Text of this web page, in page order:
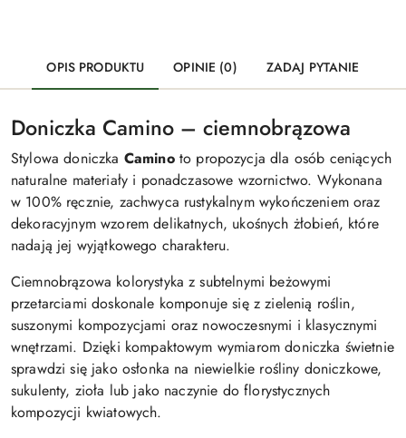
OPIS PRODUKTU OPINIE (0) ZADAJ PYTANIE
Doniczka Camino – ciemnobrązowa
Stylowa doniczka Caminoto propozycja dla osób ceniących
naturalne materiały i ponadczasowe wzornictwo. Wykonana
w 100% ręcznie, zachwyca rustykalnym wykończeniem oraz
dekoracyjnym wzorem delikatnych, ukośnych żłobień, które
nadają jej wyjątkowego charakteru.
Ciemnobrązowa kolorystyka z subtelnymi beżowymi
przetarciami doskonale komponuje się z zielenią roślin,
suszonymi kompozycjami oraz nowoczesnymi i klasycznymi
wnętrzami. Dzięki kompaktowym wymiarom doniczka świetnie
sprawdzi się jako osłonka na niewielkie rośliny doniczkowe,
sukulenty, zioła lub jako naczynie do florystycznych
kompozycji kwiatowych.